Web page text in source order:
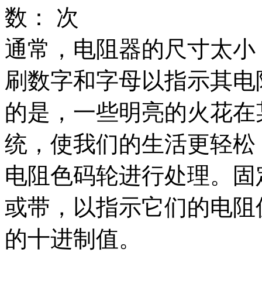
数： 次
通常，电阻器的尺寸太
刷数字和字母以指示其
的是，一些明亮的火花
统，使我们的生活更轻
电阻色码轮进行处理。
或带，以指示它们的电
的十进制值。